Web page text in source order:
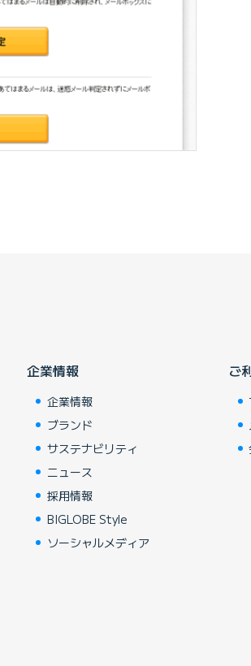
企業情報
企業情報
ブランド
サステナビリティ
ニュース
採用情報
BIGLOBE Style
ソーシャルメディア
ご